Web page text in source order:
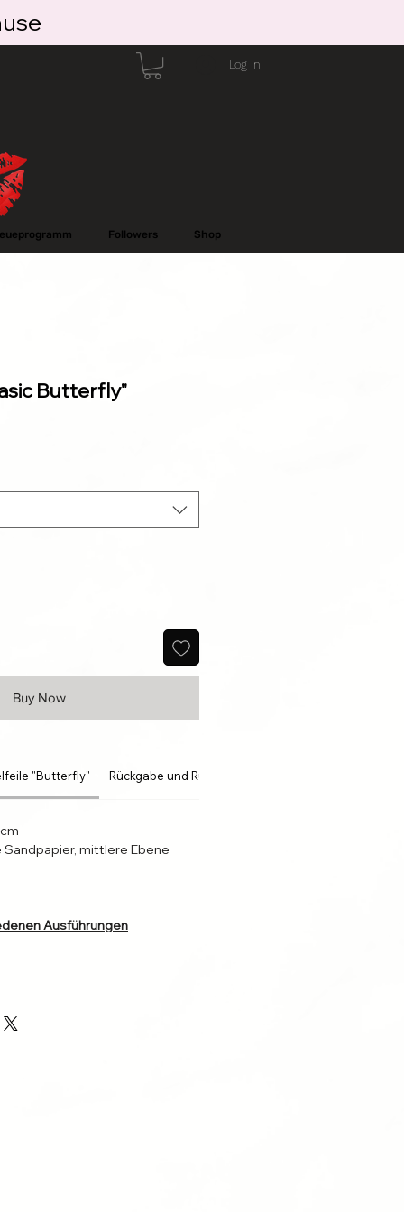
Log In
Followers Shop
Butterfly"
Buy Now
"Butterfly" Rückgabe und Rückerstattung
mittlere Ebene
Ausführungen